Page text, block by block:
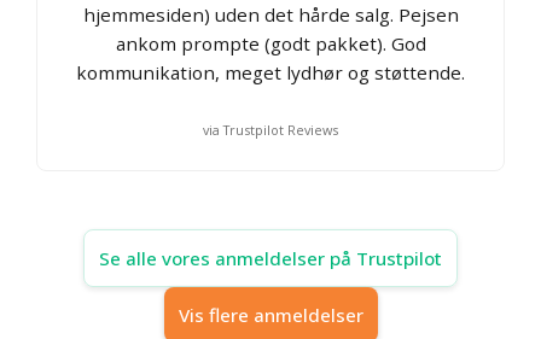
hjemmesiden) uden det hårde salg. Pejsen
ankom prompte (godt pakket). God
kommunikation, meget lydhør og støttende.
via Trustpilot Reviews
Se alle vores anmeldelser på Trustpilot
Vis flere anmeldelser